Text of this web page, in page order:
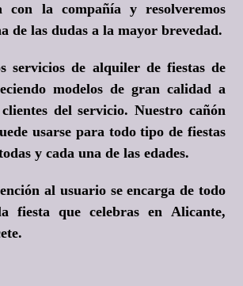
con la compañía y resolveremos
de las dudas a la mayor brevedad.
servicios de alquiler de fiestas de
modelos de gran calidad a
del servicio. Nuestro cañón
usarse para todo tipo de fiestas
y cada una de las edades.
al usuario se encarga de todo
fiesta que celebras en Alicante,